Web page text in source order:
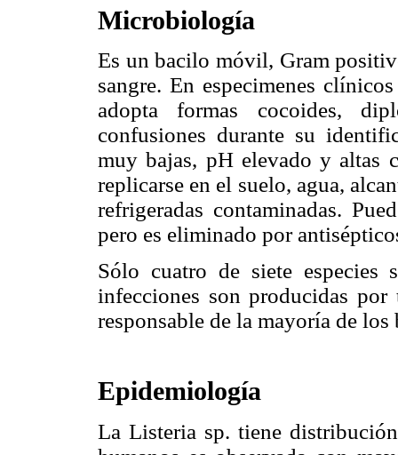
Microbiología
Es un bacilo móvil, Gram
sangre. En especimenes
adopta formas cocoides,
confusiones durante su
muy bajas, pH elevado y altas
replicarse en el suelo, agua,
refrigeradas contaminadas.
pero es eliminado por
Sólo cuatro de siete especies
infecciones son producidas
responsable de la mayoría de
Epidemiología
La Listeria sp. tiene